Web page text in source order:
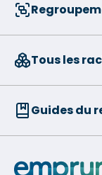
Tous les
Guides du